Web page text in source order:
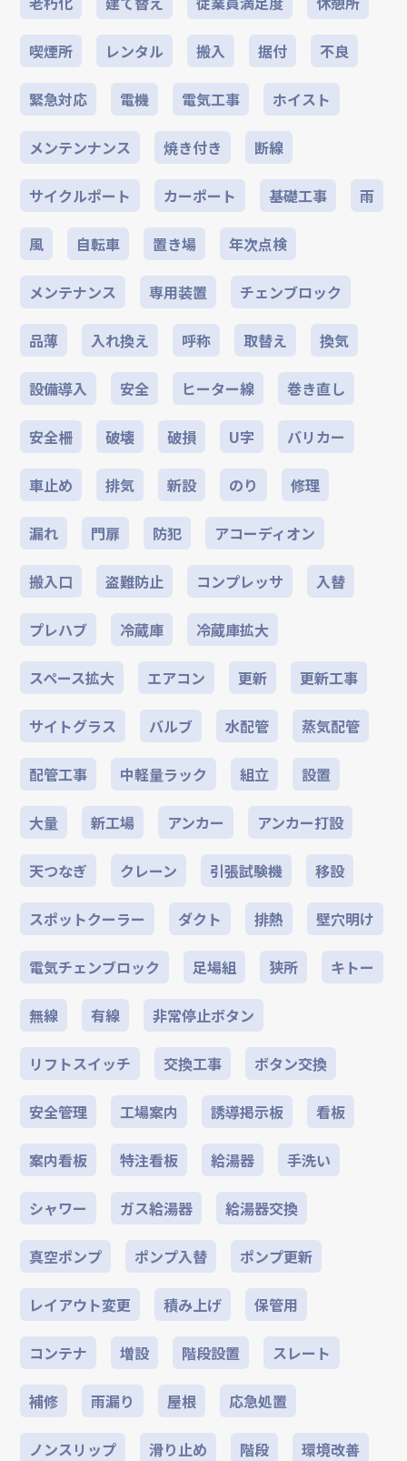
喫煙所 レンタル 搬入 据付 不良
緊急対応 電機 電気工事 ホイスト
メンテンナンス 焼き付き 断線
サイクルポート カーポート 基礎工事 雨
風 自転車 置き場 年次点検
メンテナンス 専用装置 チェンブロック
品薄 入れ換え 呼称 取替え 換気
設備導入 安全 ヒーター線 巻き直し
安全柵 破壊 破損 U字 バリカー
車止め 排気 新設 のり 修理
漏れ 門扉 防犯 アコーディオン
搬入口 盗難防止 コンプレッサ 入替
プレハブ 冷蔵庫 冷蔵庫拡大
スペース拡大 エアコン 更新 更新工事
サイトグラス バルブ 水配管 蒸気配管
配管工事 中軽量ラック 組立 設置
大量 新工場 アンカー アンカー打設
天つなぎ クレーン 引張試験機 移設
スポットクーラー ダクト 排熱 壁穴明け
電気チェンブロック 足場組 狭所 キトー
無線 有線 非常停止ボタン
リフトスイッチ 交換工事 ボタン交換
安全管理 工場案内 誘導掲示板 看板
案内看板 特注看板 給湯器 手洗い
シャワー ガス給湯器 給湯器交換
真空ポンプ ポンプ入替 ポンプ更新
レイアウト変更 積み上げ 保管用
コンテナ 増設 階段設置 スレート
補修 雨漏り 屋根 応急処置
ノンスリップ 滑り止め 階段 環境改善